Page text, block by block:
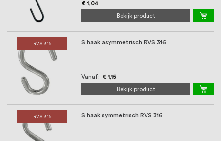
€ 1,04
Bekijk product
RVS 316 S haak asymmetrisch RVS 316
Vanaf € 1,15
Bekijk product
RVS 316 S haak symmetrisch RVS 316